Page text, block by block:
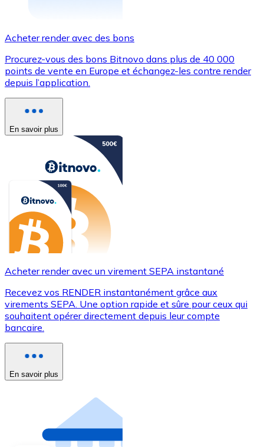
Acheter render avec des bons
Procurez-vous des bons Bitnovo dans plus de 40 000
points de vente en Europe et échangez-les contre render
depuis l’application.
En savoir plus
Acheter render avec un virement SEPA instantané
Recevez vos RENDER instantanément grâce aux
virements SEPA. Une option rapide et sûre pour ceux qui
souhaitent opérer directement depuis leur compte
bancaire.
En savoir plus